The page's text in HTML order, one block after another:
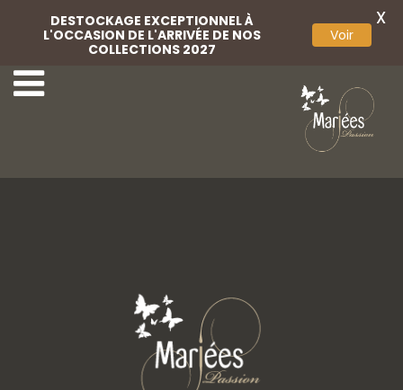
Miss Mariées Rembo Styling
DESTOCKAGE EXCEPTIONNEL À
L'OCCASION DE L'ARRIVÉE DE NOS
COLLECTIONS 2027
Voir
X